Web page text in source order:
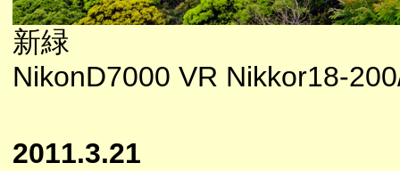
新緑
NikonD7000 VR Nikkor18-
2011.3.21